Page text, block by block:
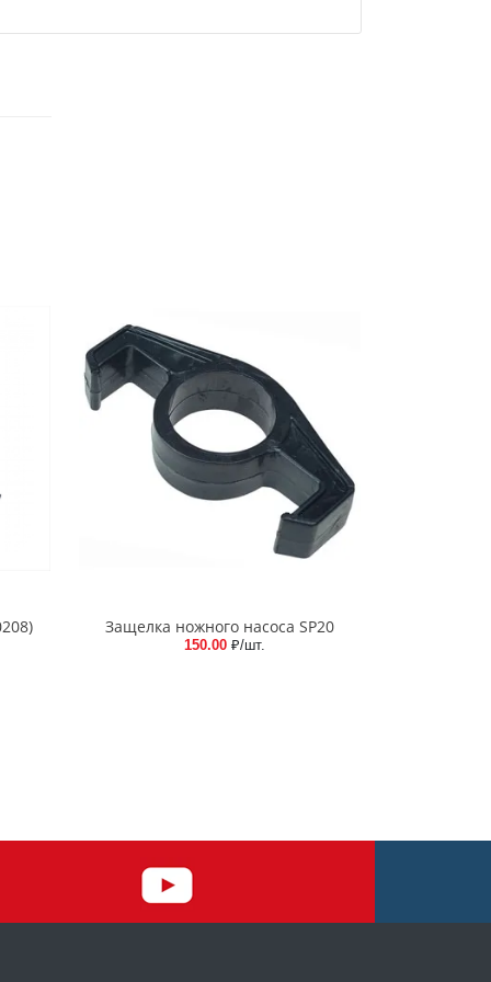
Защелка ножного насоса SP20
150.00 ₽/шт.